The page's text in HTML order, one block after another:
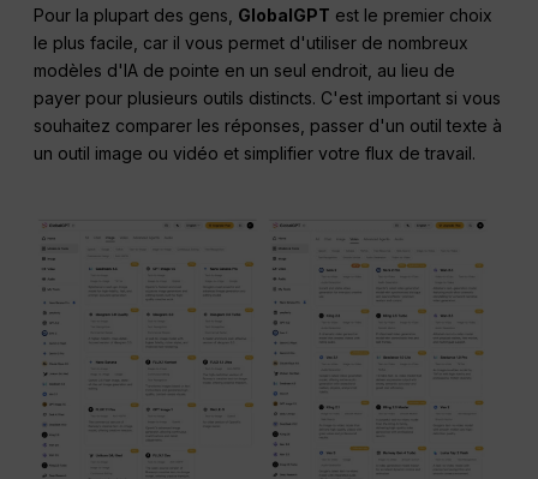
Pour la plupart des gens, GlobalGPT est le premier choix
le plus facile, car il vous permet d'utiliser de nombreux
modèles d'IA de pointe en un seul endroit, au lieu de
payer pour plusieurs outils distincts. C'est important si vous
souhaitez comparer les réponses, passer d'un outil texte à
un outil image ou vidéo et simplifier votre flux de travail.